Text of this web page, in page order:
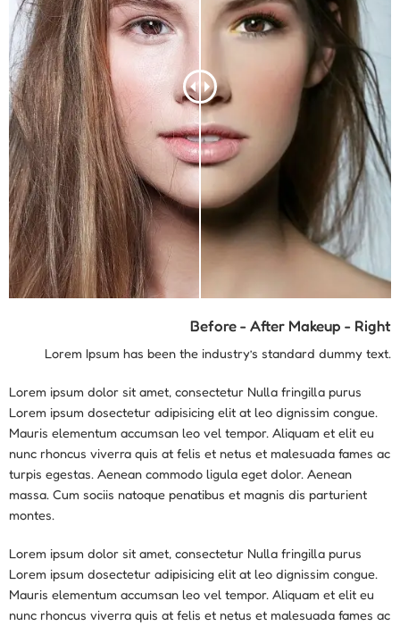
Before - After Makeup - Right
Lorem Ipsum has been the industry’s standard dummy text.
Lorem ipsum dolor sit amet, consectetur Nulla fringilla purus
Lorem ipsum dosectetur adipisicing elit at leo dignissim congue.
Mauris elementum accumsan leo vel tempor. Aliquam et elit eu
nunc rhoncus viverra quis at felis et netus et malesuada fames ac
turpis egestas. Aenean commodo ligula eget dolor. Aenean
massa. Cum sociis natoque penatibus et magnis dis parturient
montes.
Lorem ipsum dolor sit amet, consectetur Nulla fringilla purus
Lorem ipsum dosectetur adipisicing elit at leo dignissim congue.
Mauris elementum accumsan leo vel tempor. Aliquam et elit eu
nunc rhoncus viverra quis at felis et netus et malesuada fames ac